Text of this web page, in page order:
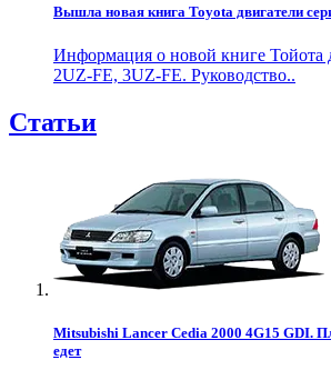
Вышла новая книга Toyota двигатели
Информация о новой книге Тойота
2UZ-FE, 3UZ-FE. Руководство..
Статьи
Mitsubishi Lancer Cedia 2000 4G15 GDI.
едет